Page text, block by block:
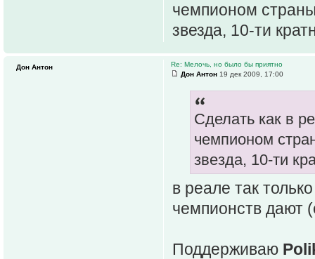
чемпионом
звезда, 10-ти
Re: Мелочь, но было бы приятно
Дон Антон 19 дек 2009, 17:00
Сделать как в
чемпионом
звезда, 10-ти
в реале так
чемпионств дают
Поддерживаю
Дон Антон